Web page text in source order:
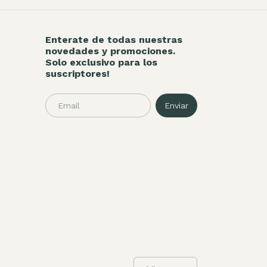
Enterate de todas nuestras
novedades y promociones.
Solo exclusivo para los
suscriptores!